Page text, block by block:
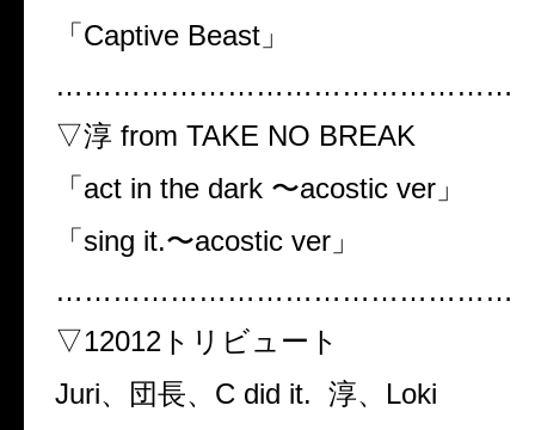
「Captive Beast」
…………………………………………
▽淳 from TAKE NO BREAK
「act in the dark 〜acostic ver」
「sing it.〜acostic ver」
…………………………………………
▽12012トリビュート
Juri、団長、C did it. 淳、Loki